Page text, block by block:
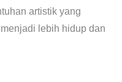
artistik yang
lebih hidup dan